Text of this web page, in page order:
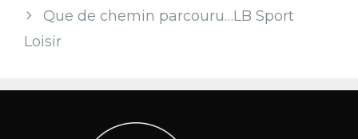
Que de chemin parcouru…LB Sport
Loisir